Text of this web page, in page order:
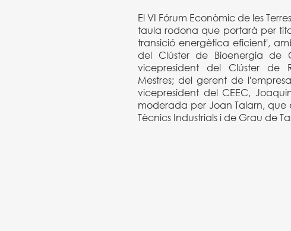
El VI Fórum Econòmic de les
taula rodona que portarà per
transició energètica eficient',
del Clúster de Bioenergia de
vicepresident del Clúster de
Mestres; del gerent de
vicepresident del CEEC,
moderada per Joan Talarn, que
Tècnics Industrials i de Grau de